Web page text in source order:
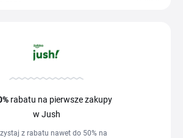
rabatu na pierwsze zakupy
w Jush
z rabatu nawet do 50% na